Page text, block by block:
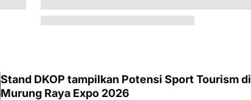
Stand DKOP tampilkan Potensi Sport Tourism di
Murung Raya Expo 2026